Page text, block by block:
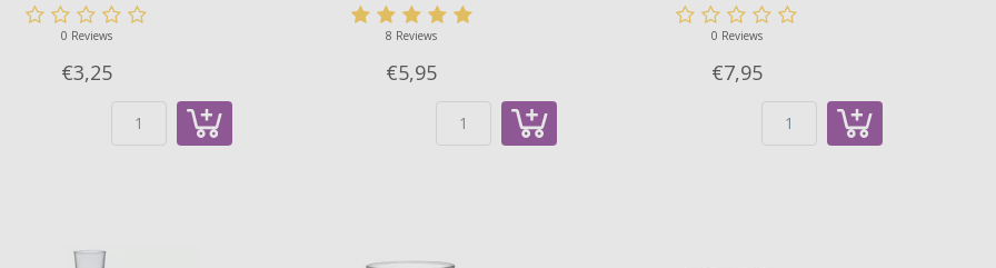
0 Reviews
€3,25
8 Reviews
€5,95
0 Reviews
€7,95